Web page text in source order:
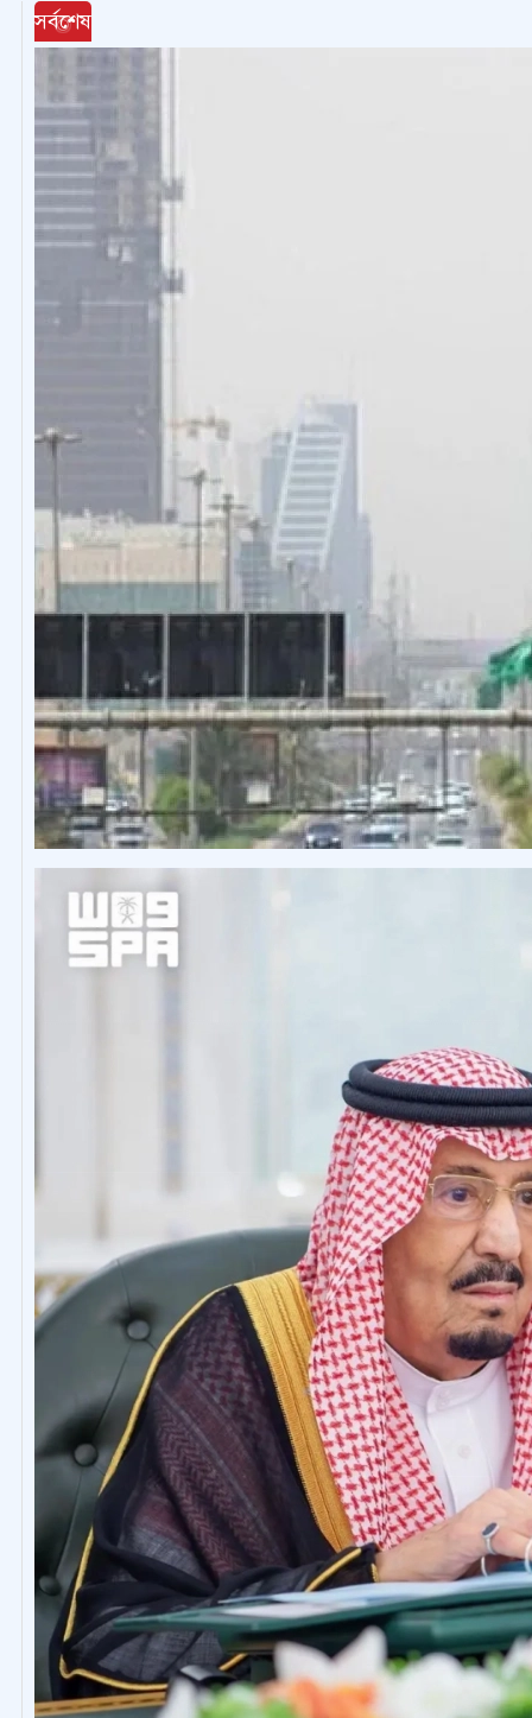
সর্বশেষ